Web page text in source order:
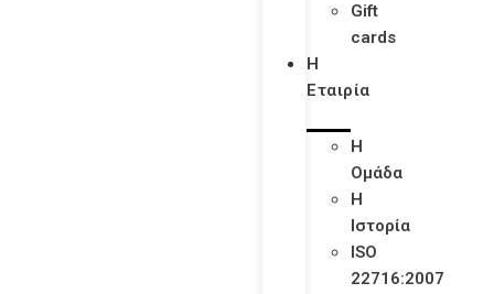
Gift
cards
Η
Εταιρία
Η
Ομάδα
Η
Ιστορία
ISO
22716:2007